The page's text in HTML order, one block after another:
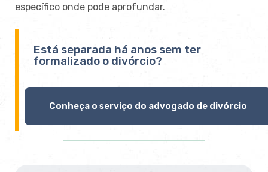
específico onde pode aprofundar.
Está separada há anos sem ter
formalizado o divórcio?
Conheça o serviço do advogado de divórcio